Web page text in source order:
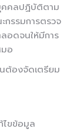
คคลปฏิบัติตาม
กรรมการตรวจ
อดจนให้มีการ
มอ
ต้องจัดเตรียม
ไขข้อมูล